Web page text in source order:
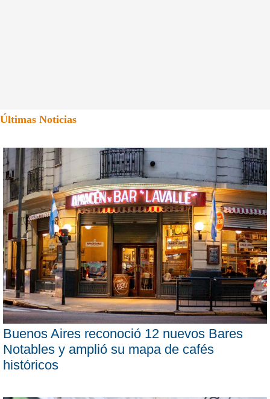
Últimas Noticias
Buenos Aires reconoció 12 nuevos Bares
Notables y amplió su mapa de cafés
históricos